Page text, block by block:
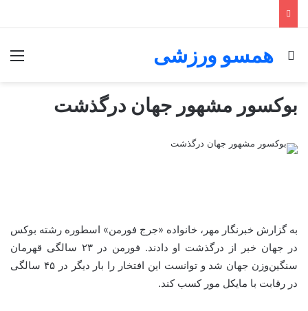
همسو ورزشی
جستجو برای
بوکسور مشهور جهان درگذشت
به گزارش خبرنگار مهر، خانواده «جرج فورمن» اسطوره رشته بوکس
در جهان خبر از درگذشت او دادند. فورمن در ۲۳ سالگی قهرمان
سنگین‌وزن جهان شد و توانست این افتخار را بار دیگر در ۴۵ سالگی
در رقابت با مایکل مور کسب کند.